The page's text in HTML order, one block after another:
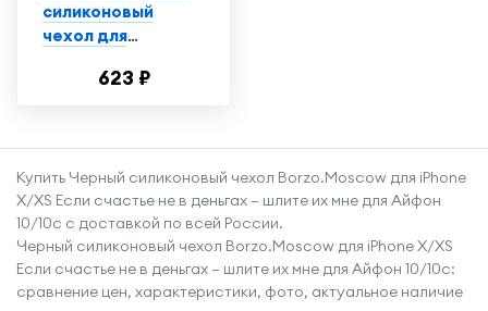
силиконовый
чехол для
iPhone 14 Pro /
смартфона Эпл
Айфон 14 Про с
защитой углов /
Прозрачный
623 ₽
Купить Черный силиконовый чехол Borzo.Moscow для iPhone
X/XS Если счастье не в деньгах — шлите их мне для Айфон
10/10с с доставкой по всей России.
Черный силиконовый чехол Borzo.Moscow для iPhone X/XS
Если счастье не в деньгах — шлите их мне для Айфон 10/10с:
сравнение цен, характеристики, фото, актуальное наличие